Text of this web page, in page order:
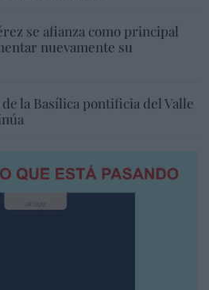
se afianza como principal
nuevamente su
la Basílica pontificia del Valle